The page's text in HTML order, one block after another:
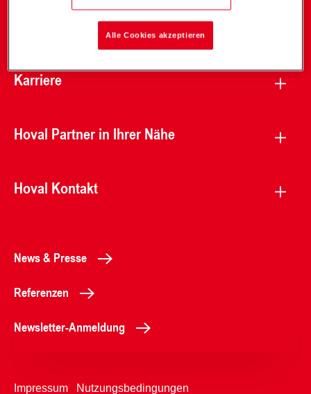
Karriere
Hoval Partner in Ihrer Nähe
Hoval Kontakt
News & Presse
Referenzen
Newsletter-Anmeldung
Impressum Nutzungsbedingungen
Alle Cookies akzeptieren